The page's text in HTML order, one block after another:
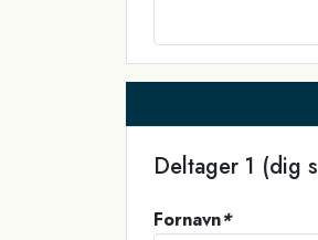
Deltager 1 (dig
Fornavn*